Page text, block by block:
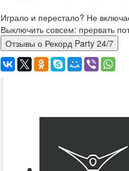
Играло и перестало? Не
Выключить совсем: прервать
Отзывы о Рекорд Party 24/7